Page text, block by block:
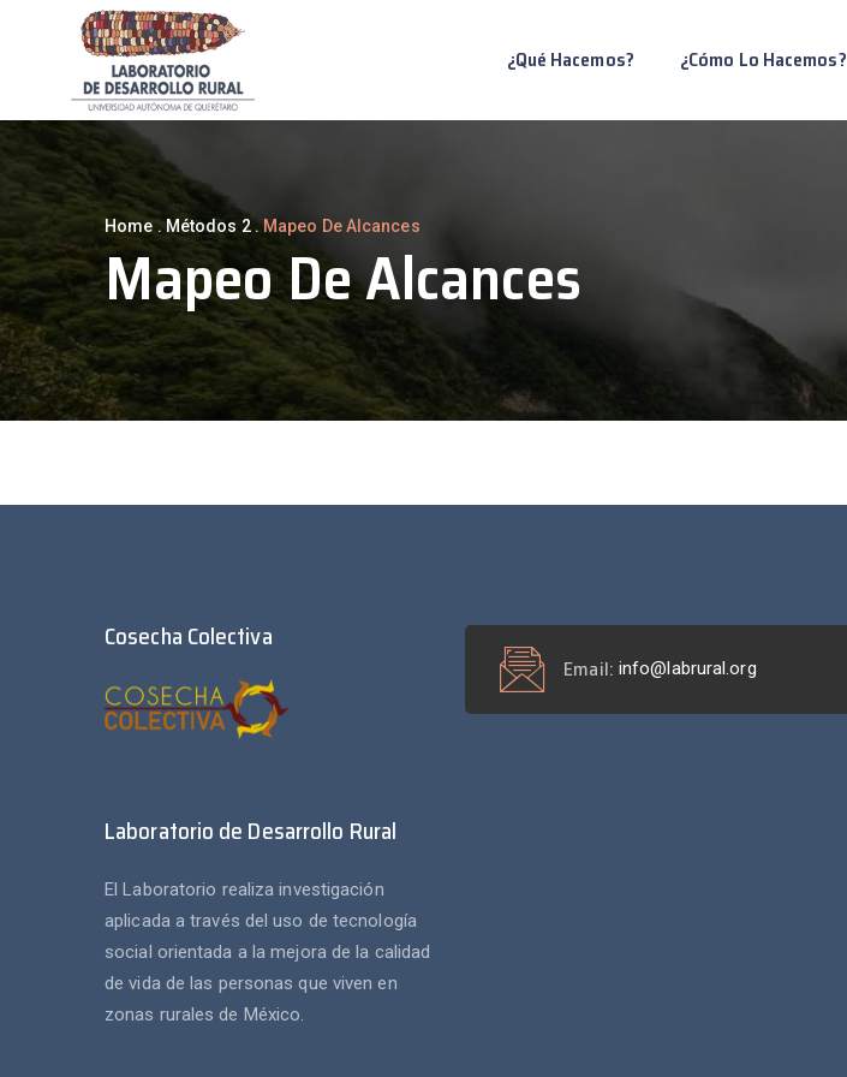
¿Qué Hacemos? ¿Cómo Lo Hacemos?
Home .Métodos 2.Mapeo De Alcances
Mapeo De Alcances
Cosecha Colectiva
Email: info@labrural.org
Laboratorio de Desarrollo Rural
El Laboratorio realiza investigación
aplicada a través del uso de tecnología
social orientada a la mejora de la calidad
de vida de las personas que viven en
zonas rurales de México.